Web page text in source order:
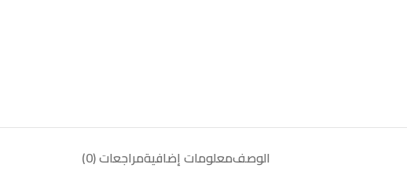
الوصفمعلومات إضافيةمراجعات (0)